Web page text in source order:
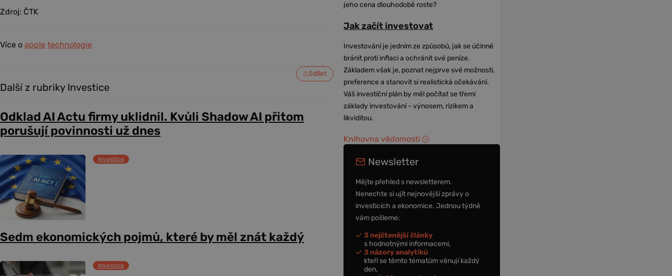
Zdroj: ČTK
Více o apple technologie
Sdílet
Další z rubriky Investice
Odklad AI Actu firmy uklidnil. Kvůli Shadow AI přitom
porušují povinnosti už dnes
Investice
Sedm ekonomických pojmů, které by měl znát každý
Investice
jeho cena dlouhodobě roste?
Jak začít investovat
Investování je jedním ze způsobů, jak se účinně
bránit proti inflaci a ochránit své peníze.
Základem však je, poznat nejprve své možnosti,
preference a stanovit si realistická očekávání.
Váš investiční plán by měl počítat se třemi
základy investování - výnosem, rizikem a
likviditou.
Knihovna vědomostí
Newsletter
Mějte přehled s newsletterem.
Nenechte si ujít nejnovější zprávy o
investicích a ekonomice. Jednou týdně
vám pošleme:
3 nejčtenější články
s hodnotnými informacemi,
3 názory analytiků
kteří se těmto tématům věnují každý
den,